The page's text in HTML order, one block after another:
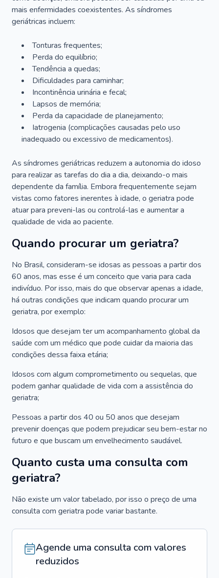
mais enfermidades coexistentes. As síndromes
geriátricas incluem:
Tonturas frequentes;
Perda do equilíbrio;
Tendência a quedas;
Dificuldades para caminhar;
Incontinência urinária e fecal;
Lapsos de memória;
Perda da capacidade de planejamento;
Iatrogenia (complicações causadas pelo uso
inadequado ou excessivo de medicamentos).
As síndromes geriátricas reduzem a autonomia do idoso
para realizar as tarefas do dia a dia, deixando-o mais
dependente da família. Embora frequentemente sejam
vistas como fatores inerentes à idade, o geriatra pode
atuar para preveni-las ou controlá-las e aumentar a
qualidade de vida ao paciente.
Quando procurar um geriatra?
No Brasil, consideram-se idosas as pessoas a partir dos
60 anos, mas esse é um conceito que varia para cada
indivíduo. Por isso, mais do que observar apenas a idade,
há outras condições que indicam quando procurar um
geriatra, por exemplo:
Idosos que desejam ter um acompanhamento global da
saúde com um médico que pode cuidar da maioria das
condições dessa faixa etária;
Idosos com algum comprometimento ou sequelas, que
podem ganhar qualidade de vida com a assistência do
geriatra;
Pessoas a partir dos 40 ou 50 anos que desejam
prevenir doenças que podem prejudicar seu bem-estar no
futuro e que buscam um envelhecimento saudável.
Quanto custa uma consulta com
geriatra?
Não existe um valor tabelado, por isso o preço de uma
consulta com geriatra pode variar bastante.
Agende uma consulta com valores
reduzidos